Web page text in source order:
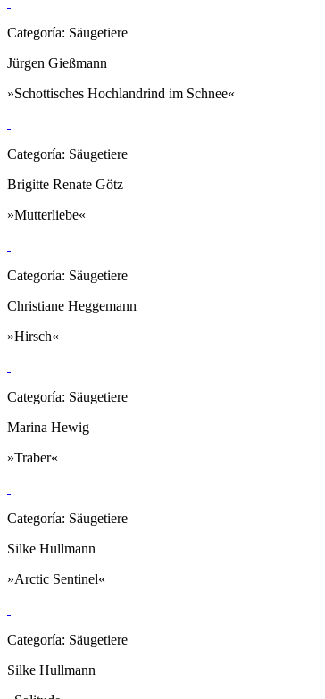
Categoría: Säugetiere
Jürgen Gießmann
»Schottisches Hochlandrind im Schnee«
Categoría: Säugetiere
Brigitte Renate Götz
»Mutterliebe«
Categoría: Säugetiere
Christiane Heggemann
»Hirsch«
Categoría: Säugetiere
Marina Hewig
»Traber«
Categoría: Säugetiere
Silke Hullmann
»Arctic Sentinel«
Categoría: Säugetiere
Silke Hullmann